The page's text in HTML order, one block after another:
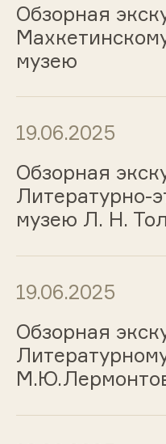
Обзорная
музею
19.06.2025
Обзорная
Литературно-
музею Л. Н.
19.06.2025
Обзорная